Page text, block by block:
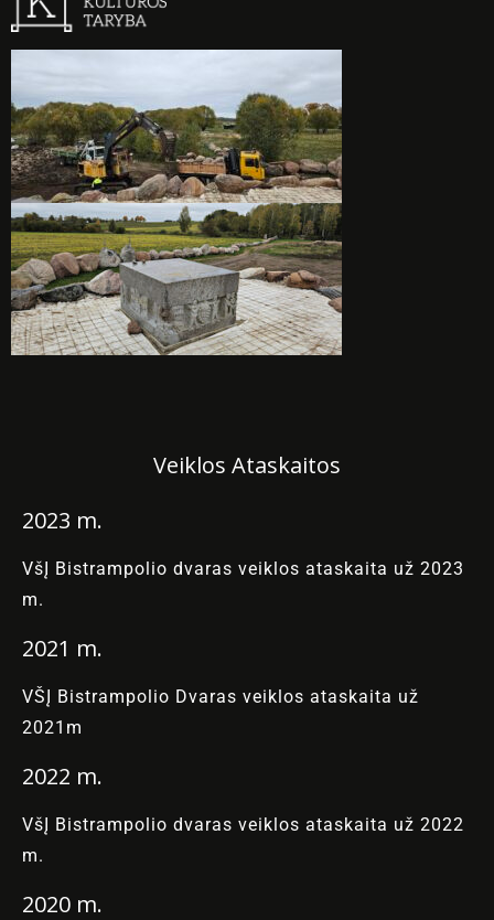
Veiklos Ataskaitos
2023 m.
VšĮ Bistrampolio dvaras veiklos ataskaita už 2023
m.
2021 m.
VŠĮ Bistrampolio Dvaras veiklos ataskaita už
2021m
2022 m.
VšĮ Bistrampolio dvaras veiklos ataskaita už 2022
m.
2020 m.